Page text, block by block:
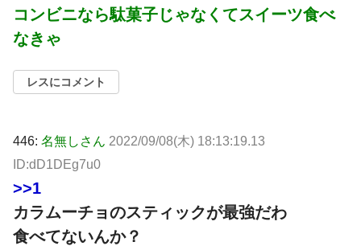
コンビニなら駄菓子じゃなくてスイーツ食べ
なきゃ
レスにコメント
446: 名無しさん 2022/09/08(木) 18:13:19.13
ID:dD1DEg7u0
>>1
カラムーチョのスティックが最強だわ
食べてないんか？